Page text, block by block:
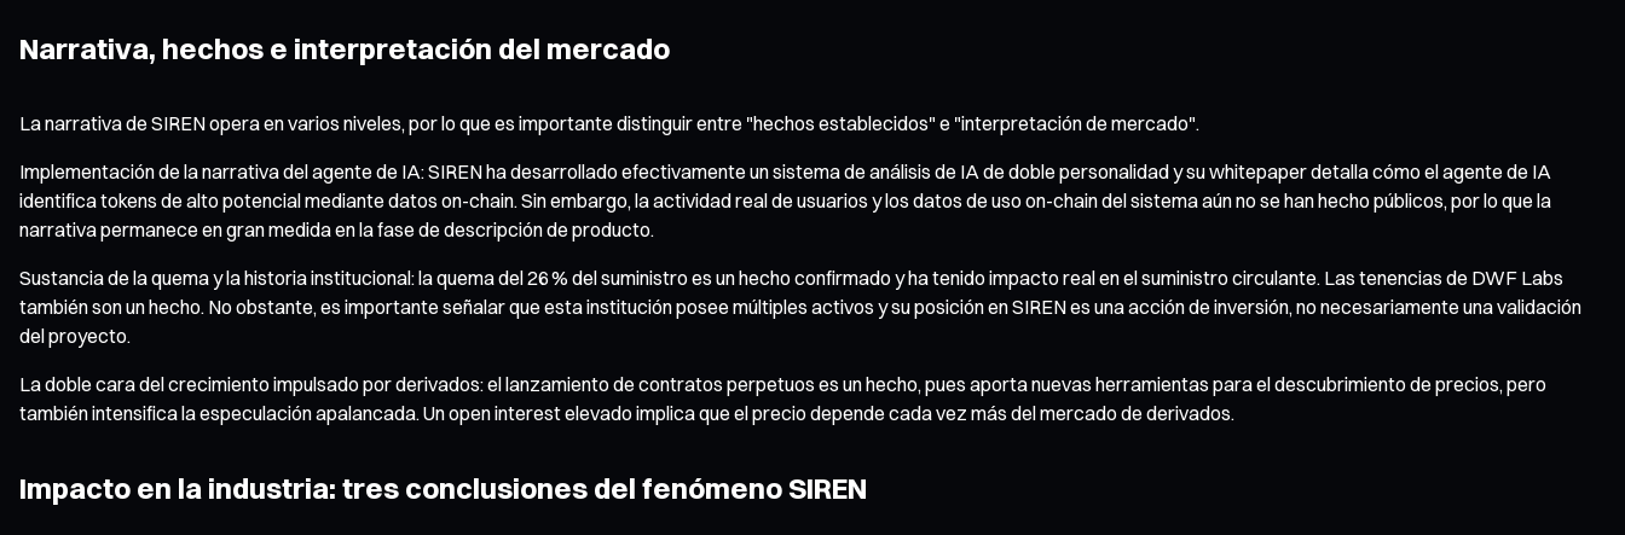
Narrativa, hechos e interpretación del mercado
La narrativa de SIREN opera en varios niveles, por lo que es importante distinguir entre "hechos establecidos" e "interpretación de mercado".
Implementación de la narrativa del agente de IA: SIREN ha desarrollado efectivamente un sistema de análisis de IA de doble personalidad y su whitepaper detalla cómo el agente de IA
identifica tokens de alto potencial mediante datos on-chain. Sin embargo, la actividad real de usuarios y los datos de uso on-chain del sistema aún no se han hecho públicos, por lo que la
narrativa permanece en gran medida en la fase de descripción de producto.
Sustancia de la quema y la historia institucional: la quema del 26 % del suministro es un hecho confirmado y ha tenido impacto real en el suministro circulante. Las tenencias de DWF Labs
también son un hecho. No obstante, es importante señalar que esta institución posee múltiples activos y su posición en SIREN es una acción de inversión, no necesariamente una validación
del proyecto.
La doble cara del crecimiento impulsado por derivados: el lanzamiento de contratos perpetuos es un hecho, pues aporta nuevas herramientas para el descubrimiento de precios, pero
también intensifica la especulación apalancada. Un open interest elevado implica que el precio depende cada vez más del mercado de derivados.
Impacto en la industria: tres conclusiones del fenómeno SIREN